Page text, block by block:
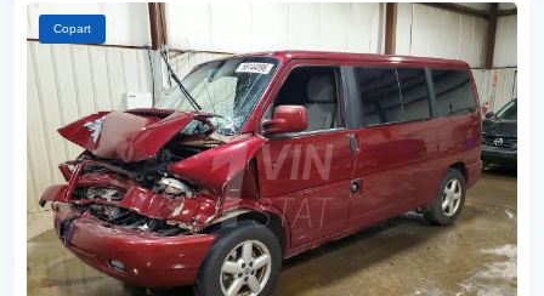
Copart